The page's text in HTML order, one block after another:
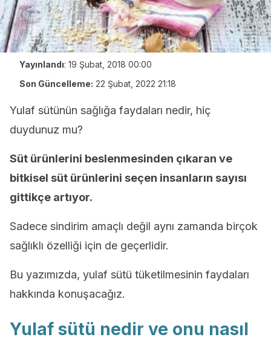
Yayınlandı: 19 Şubat, 2018 00:00
Son Güncelleme: 22 Şubat, 2022 21:18
Yulaf sütünün sağlığa faydaları nedir, hiç
duydunuz mu?
Süt ürünlerini beslenmesinden çıkaran ve
bitkisel süt ürünlerini seçen insanların sayısı
gittikçe artıyor.
Sadece sindirim amaçlı değil aynı zamanda birçok
sağlıklı özelliği için de geçerlidir.
Bu yazımızda, yulaf sütü tüketilmesinin faydaları
hakkında konuşacağız.
Yulaf sütü nedir ve onu nasıl